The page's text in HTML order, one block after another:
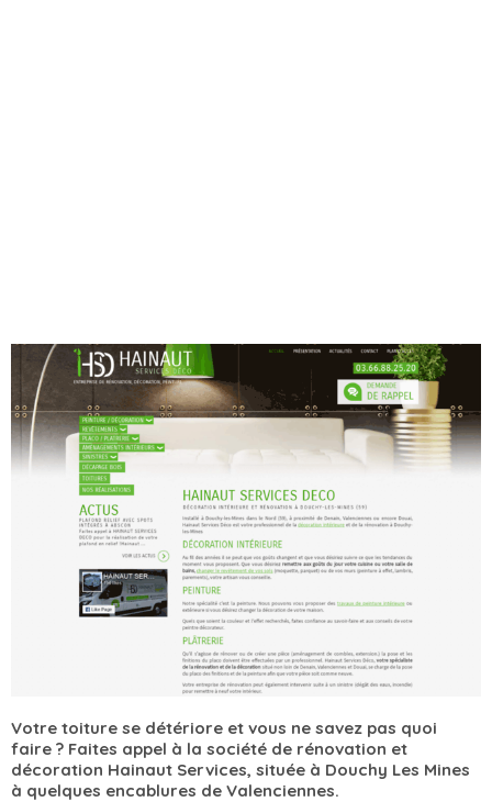
Votre toiture se détériore et vous ne savez pas quoi
faire ? Faites appel à la société de rénovation et
décoration Hainaut Services, située à Douchy Les Mines
à quelques encablures de Valenciennes.